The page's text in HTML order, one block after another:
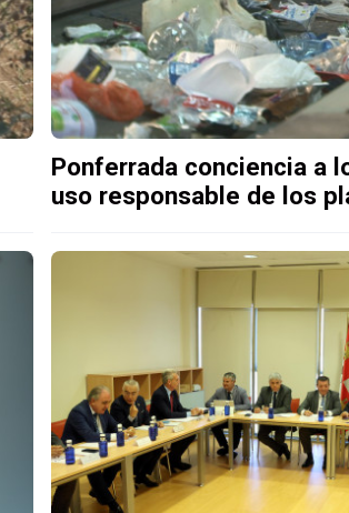
Ponferrada conciencia a
uso responsable de los